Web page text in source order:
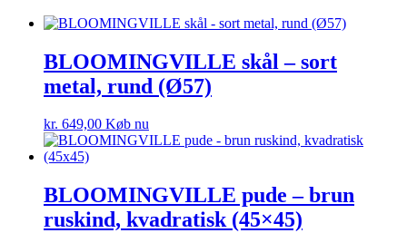
BLOOMINGVILLE skål – sort
metal, rund (Ø57)
kr. 649,00 Køb nu
BLOOMINGVILLE pude – brun
ruskind, kvadratisk (45×45)